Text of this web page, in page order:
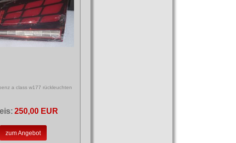
a class w177 rückleuchten
250,00 EUR
zum Angebot